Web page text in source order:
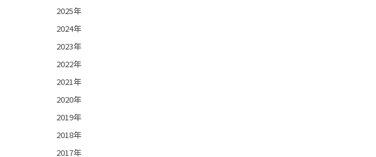
2025年
2024年
2023年
2022年
2021年
2020年
2019年
2018年
2017年